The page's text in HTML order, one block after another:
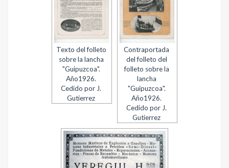
Texto del folleto
sobre la lancha
"Guipuzcoa".
Año1926.
Cedido por J.
Gutierrez
Contraportada
del folleto del
folleto sobre la
lancha
"Guipuzcoa".
Año1926.
Cedido por J.
Gutierrez